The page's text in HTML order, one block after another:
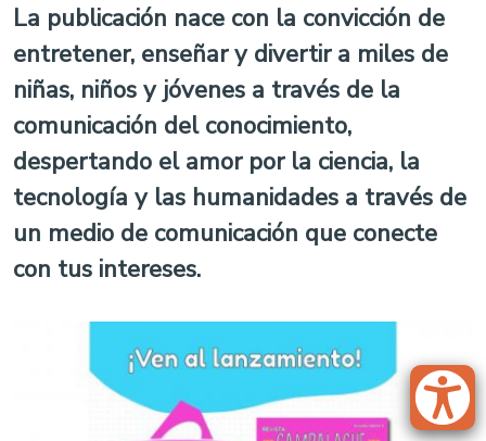
La publicación nace con la convicción de
entretener, enseñar y divertir a miles de
niñas, niños y jóvenes a través de la
comunicación del conocimiento,
despertando el amor por la ciencia, la
tecnología y las humanidades a través de
un medio de comunicación que conecte
con tus intereses.